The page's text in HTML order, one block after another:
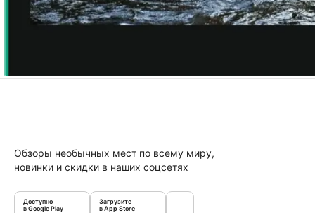
Обзоры необычных мест по всему миру,
новинки и скидки в наших соцсетях
Доступно
в Google Play
Загрузите
в App Store